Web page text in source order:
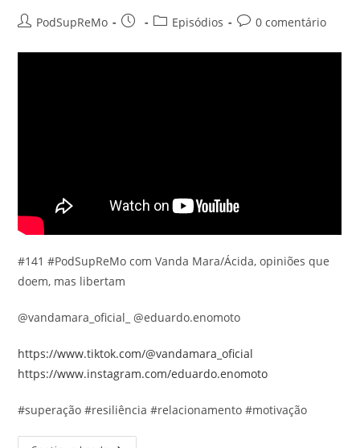
Autor
post:
PodSupReMo
Post
Categoria
post:
Episódios
Comentários
post:
0 comentário
#141 #PodSupReMo com Vanda Mara/Ácida, opiniões que
doem, mas libertam
@vandamara_oficial_ @eduardo.enomoto
https://www.tiktok.com/@vandamara_oficial
https://www.instagram.com/eduardo.enomoto
#superação #resiliência #relacionamento #motivação